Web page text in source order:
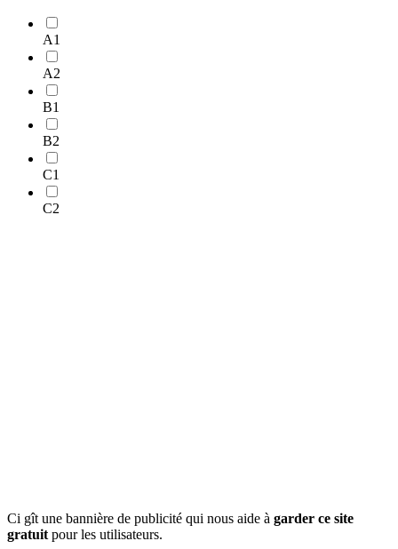
A1
A2
B1
B2
C1
C2
Ci gît une bannière de publicité qui nous aide à garder ce site
gratuit pour les utilisateurs.